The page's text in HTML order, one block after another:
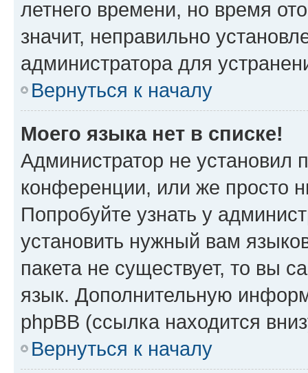
летнего времени, но время
значит, неправильно
администратора для
Вернуться к началу
Моего языка нет в списке!
Администратор не установил
конференции, или же просто
Попробуйте узнать у
установить нужный вам
пакета не существует, то вы
язык. Дополнительную
phpBB (ссылка находится
Вернуться к началу